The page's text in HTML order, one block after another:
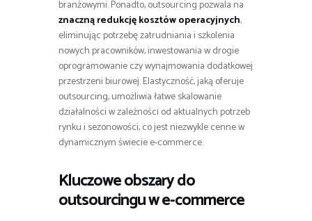
branżowymi. Ponadto, outsourcing pozwala na
znaczną redukcję kosztów operacyjnych,
eliminując potrzebę zatrudniania i szkolenia
nowych pracowników, inwestowania w drogie
oprogramowanie czy wynajmowania dodatkowej
przestrzeni biurowej. Elastyczność, jaką oferuje
outsourcing, umożliwia łatwe skalowanie
działalności w zależności od aktualnych potrzeb
rynku i sezonowości, co jest niezwykle cenne w
dynamicznym świecie e-commerce.
Kluczowe obszary do
outsourcingu w e-commerce